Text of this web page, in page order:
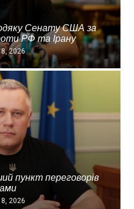
Сенату США за
РФ та Ірану
8, 2026
пункт переговорів
2026